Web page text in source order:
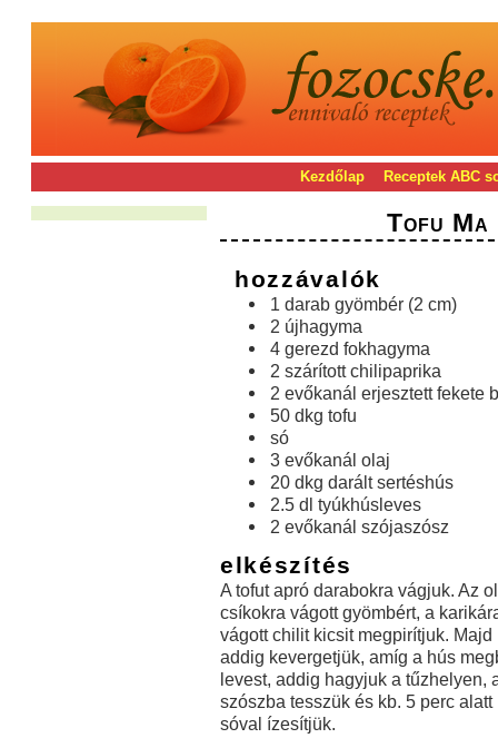
Kezdőlap Receptek ABC
Tofu Ma
hozzávalók
1 darab gyömbér (2 cm)
2 újhagyma
4 gerezd fokhagyma
2 szárított chilipaprika
2 evőkanál erjesztett fekete
50 dkg tofu
só
3 evőkanál olaj
20 dkg darált sertéshús
2.5 dl tyúkhúsleves
2 evőkanál szójaszósz
elkészítés
A tofut apró darabokra vágjuk. Az
csíkokra vágott gyömbért, a
vágott chilit kicsit megpirítjuk.
addig kevergetjük, amíg a hús
levest, addig hagyjuk a tűzhelyen,
szószba tesszük és kb. 5 perc
sóval ízesítjük.